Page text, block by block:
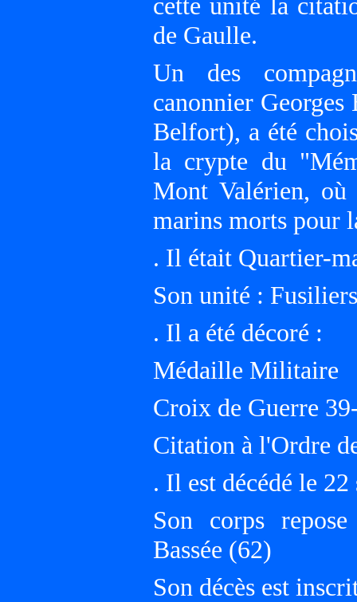
de Gaulle.
Un des
canonnier
Belfort), a été
la crypte du
Mont Valérien,
marins morts pour
. Il était Quartier-
Son unité :
. Il a été décoré :
Médaille Militaire
Croix de Guerre
Citation à l'Ordre
. Il est décédé le
Son corps
Bassée (62)
Son décès est